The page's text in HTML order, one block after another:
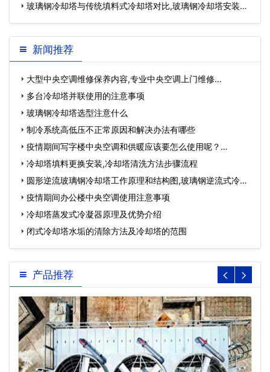
玻璃钢冷却塔与传统填料式冷却塔对比,玻璃钢冷却塔安装视
频…
新闻推荐
大型中央空调维修保养内容,专业中央空调上门维修…
多台冷却塔并联使用的注意事项
玻璃钢冷却塔选型注意什么
制冷系统高低压不正常原因和解决办法有哪些
疫情期间写字楼中央空调和供暖应该要怎么使用呢？…
冷却塔填料更换安装,冷却塔清洗方法步骤流程
圆形逆流玻璃钢冷却塔工作原理和结构图,玻璃钢逆流式冷却
塔…疫情期间办公楼中央空调使用注意事项
冷却塔蒸发式冷凝器原理及优势介绍
闭式冷却塔水垢的清除方法及冷却塔的范围
产品推荐